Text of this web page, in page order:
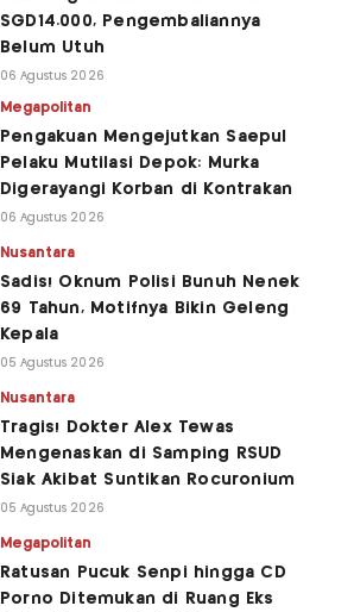
SGD14.000, Pengembaliannya
Belum Utuh
06 Agustus 2026
Megapolitan
Pengakuan Mengejutkan Saepul
Pelaku Mutilasi Depok: Murka
Digerayangi Korban di Kontrakan
06 Agustus 2026
Nusantara
Sadis! Oknum Polisi Bunuh Nenek
69 Tahun, Motifnya Bikin Geleng
Kepala
05 Agustus 2026
Nusantara
Tragis! Dokter Alex Tewas
Mengenaskan di Samping RSUD
Siak Akibat Suntikan Rocuronium
05 Agustus 2026
Megapolitan
Ratusan Pucuk Senpi hingga CD
Porno Ditemukan di Ruang Eks